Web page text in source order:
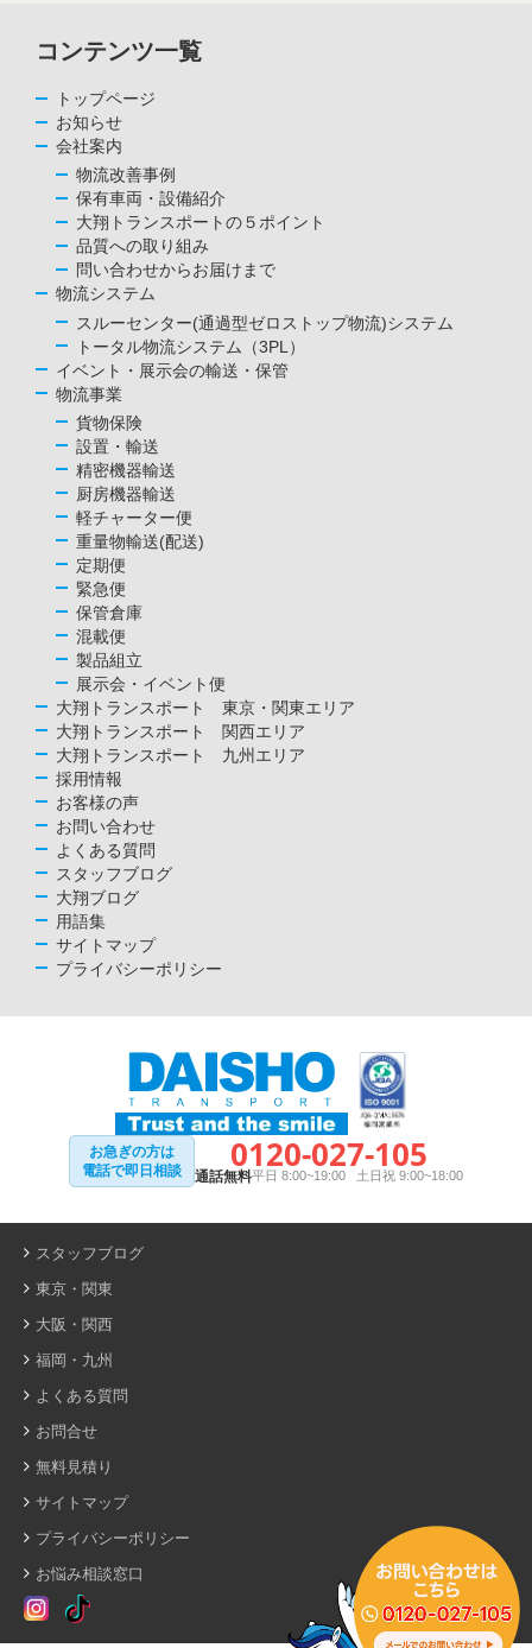
コンテンツ一覧
トップページ
お知らせ
会社案内
物流改善事例
保有車両・設備紹介
大翔トランスポートの５ポイント
品質への取り組み
問い合わせからお届けまで
物流システム
スルーセンター(通過型ゼロストップ物流)システム
トータル物流システム（3PL）
イベント・展示会の輸送・保管
物流事業
貨物保険
設置・輸送
精密機器輸送
厨房機器輸送
軽チャーター便
重量物輸送(配送)
定期便
緊急便
保管倉庫
混載便
製品組立
展示会・イベント便
大翔トランスポート 東京・関東エリア
大翔トランスポート 関西エリア
大翔トランスポート 九州エリア
採用情報
お客様の声
お問い合わせ
よくある質問
スタッフブログ
大翔ブログ
用語集
サイトマップ
プライバシーポリシー
お急ぎの方は
電話で即日相談
0120-027-105
通話無料平日 8:00~19:00 土日祝 9:00~18:00
スタッフブログ
東京・関東
大阪・関西
福岡・九州
よくある質問
お問合せ
無料見積り
サイトマップ
プライバシーポリシー
お悩み相談窓口